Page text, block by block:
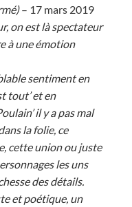
– 17 mars 2019
on est là spectateur
à une émotion
sentiment en
tout’ et en
il y a pas mal
la folie, ce
cette union ou juste
les uns
des détails.
et poétique, un